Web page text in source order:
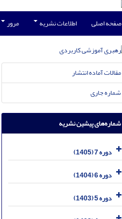
صفحه اصلی اطلاعات نشریه مرور
مقالات آماده انتشار
شماره جاری
شماره‌های پیشین نشریه
دوره 7 (1405)
دوره 6 (1404)
دوره 5 (1403)